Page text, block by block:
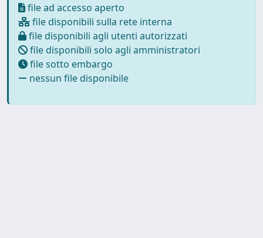
file ad accesso aperto
file disponibili sulla rete interna
file disponibili agli utenti autorizzati
file disponibili solo agli amministratori
file sotto embargo
nessun file disponibile